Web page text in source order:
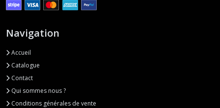
Navigation
Accueil
Catalogue
Contact
Qui sommes nous ?
Conditions générales de vente